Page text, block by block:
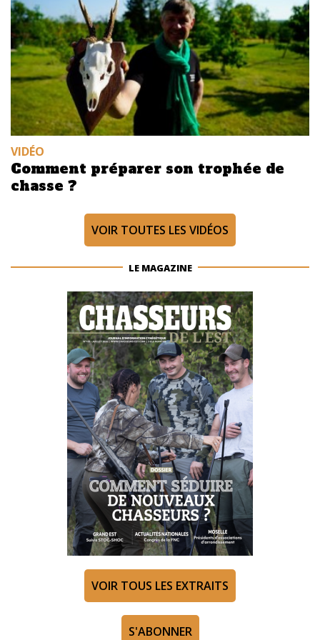
VIDÉO
Comment préparer son trophée de
chasse ?
VOIR TOUTES LES VIDÉOS
LE MAGAZINE
VOIR TOUS LES EXTRAITS
S'ABONNER